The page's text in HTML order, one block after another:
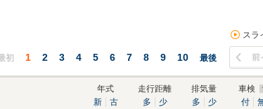
スラ
初 1 2 3 4 5 6 7 8 9 10 最後 前
年式
新
古
走行距離
多
少
排気量
多
少
車検
付